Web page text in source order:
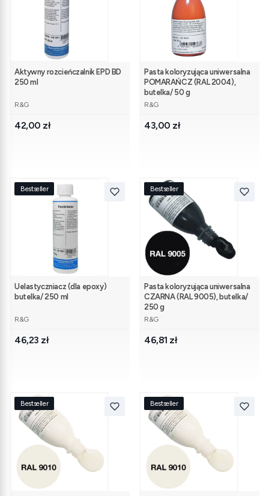
Aktywny rozcieńczalnik EPD BD
250 ml
PRODUCENT
R&G
Cena
42,00 zł
Pasta koloryzująca uniwersalna
POMARAŃCZ (RAL 2004),
butelka/ 50 g
PRODUCENT
R&G
Cena
43,00 zł
Bestseller
Uelastyczniacz (dla epoxy)
butelka/ 250 ml
PRODUCENT
R&G
Cena
46,23 zł
Bestseller
Pasta koloryzująca uniwersalna
CZARNA (RAL 9005), butelka/
250 g
PRODUCENT
R&G
Cena
46,81 zł
Bestseller Bestseller